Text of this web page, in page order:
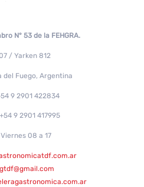
N° 53 de la FEHGRA.
/ Yarken 812
del Fuego, Argentina
9 2901 422834
9 2901 417995
08 a 17